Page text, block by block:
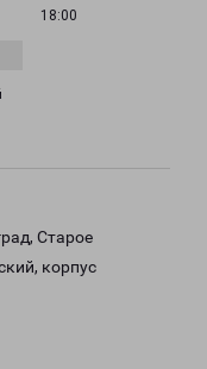
18:00
Старое
корпус